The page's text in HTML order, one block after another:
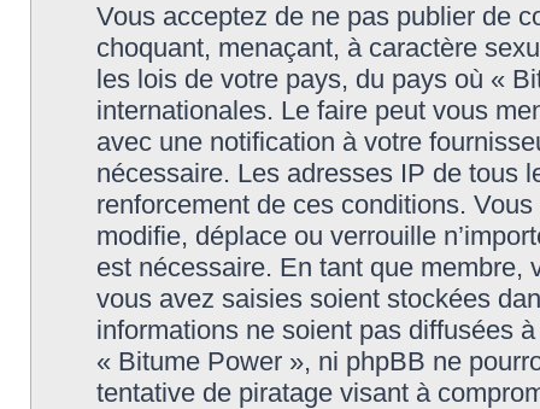
Vous acceptez de ne pas publier de
choquant, menaçant, à caractère
les lois de votre pays, du pays où «
internationales. Le faire peut vous
avec une notification à votre
nécessaire. Les adresses IP de tous
renforcement de ces conditions.
modifie, déplace ou verrouille
est nécessaire. En tant que membre,
vous avez saisies soient stockées
informations ne soient pas diffusées
« Bitume Power », ni phpBB ne
tentative de piratage visant à